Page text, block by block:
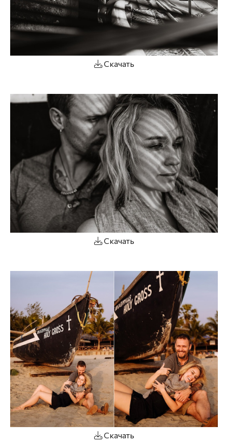
Скачать
Скачать
Скачать